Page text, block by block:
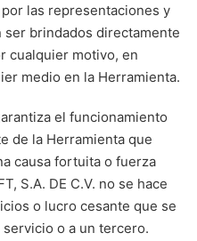
las representaciones y
ser brindados directamente
cualquier motivo, en
medio en la Herramienta.
el funcionamiento
de la Herramienta que
causa fortuita o fuerza
S.A. DE C.V. no se hace
o lucro cesante que se
o a un tercero.